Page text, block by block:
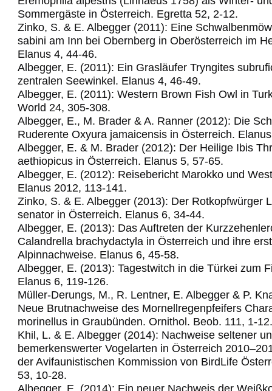
Sommergäste in Österreich. Egretta 52, 2-12.
Zinko, S. & E. Albegger (2011): Eine
sabini am Inn bei Obernberg in Oberösterreich im
Elanus 4, 44-46.
Albegger, E. (2011): Ein Grasläufer Tryngites
zentralen Seewinkel. Elanus 4, 46-49.
Albegger, E. (2011): Western Brown Fish Owl in
World 24, 305-308.
Albegger, E., M. Brader & A. Ranner (2012): Die
Ruderente Oxyura jamaicensis in Österreich.
Albegger, E. & M. Brader (2012): Der Heilige Ibis
aethiopicus in Österreich. Elanus 5, 57-65.
Albegger, E. (2012): Reisebericht Marokko und
Elanus 2012, 113-141.
Zinko, S. & E. Albegger (2013): Der Rotkopfwürger
senator in Österreich. Elanus 6, 34-44.
Albegger, E. (2013): Das Auftreten der
Calandrella brachydactyla in Österreich und ihre
Alpinnachweise. Elanus 6, 45-58.
Albegger, E. (2013): Tagestwitch in die Türkei zum
Elanus 6, 119-126.
Müller-Derungs, M., R. Lentner, E. Albegger & P.
Neue Brutnachweise des Mornellregenpfeifers
morinellus in Graubünden. Ornithol. Beob. 111, 1-12.
Khil, L. & E. Albegger (2014): Nachweise seltener
bemerkenswerter Vogelarten in Österreich
der Avifaunistischen Kommission von BirdLife
53, 10-28.
Albegger, E. (2014): Ein neuer Nachweis der